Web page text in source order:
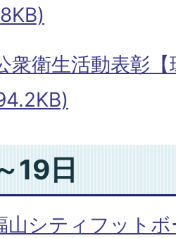
衆衛生活動表彰
19日
山シティフット